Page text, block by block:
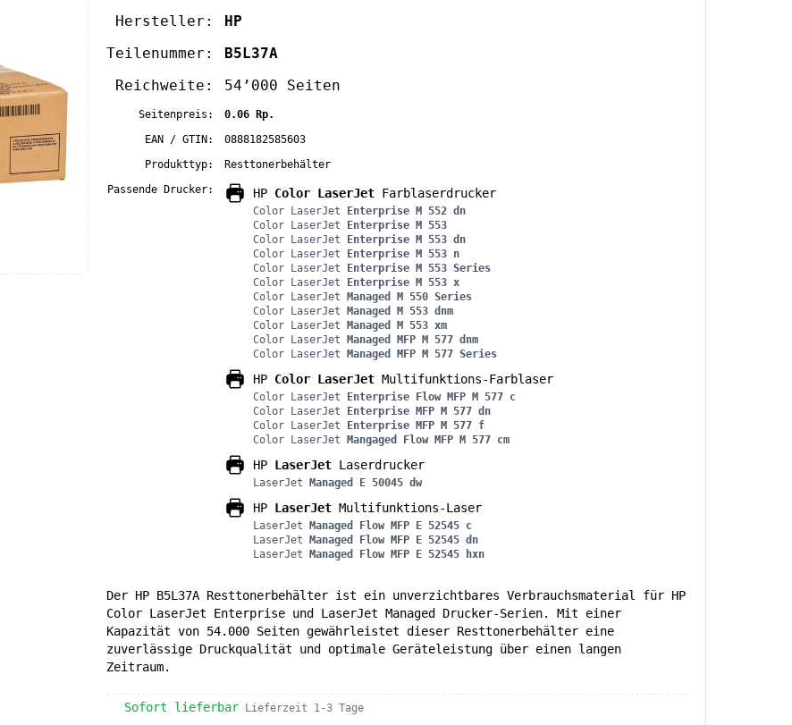
Hersteller:
HP
Teilenummer:
B5L37A
Reichweite:
54’000 Seiten
Seitenpreis:
0.06 Rp.
EAN / GTIN:
0888182585603
Produkttyp:
Resttonerbehälter
Passende Drucker:
HP Color LaserJet Farblaserdrucker
Color LaserJet Enterprise M 552 dn
Color LaserJet Enterprise M 553
Color LaserJet Enterprise M 553 dn
Color LaserJet Enterprise M 553 n
Color LaserJet Enterprise M 553 Series
Color LaserJet Enterprise M 553 x
Color LaserJet Managed M 550 Series
Color LaserJet Managed M 553 dnm
Color LaserJet Managed M 553 xm
Color LaserJet Managed MFP M 577 dnm
Color LaserJet Managed MFP M 577 Series
HP Color LaserJet Multifunktions-Farblaser
Color LaserJet Enterprise Flow MFP M 577 c
Color LaserJet Enterprise MFP M 577 dn
Color LaserJet Enterprise MFP M 577 f
Color LaserJet Mangaged Flow MFP M 577 cm
HP LaserJet Laserdrucker
LaserJet Managed E 50045 dw
HP LaserJet Multifunktions-Laser
LaserJet Managed Flow MFP E 52545 c
LaserJet Managed Flow MFP E 52545 dn
LaserJet Managed Flow MFP E 52545 hxn
Der HP B5L37A Resttonerbehälter ist ein unverzichtbares Verbrauchsmaterial für HP
Color LaserJet Enterprise und LaserJet Managed Drucker-Serien. Mit einer
Kapazität von 54.000 Seiten gewährleistet dieser Resttonerbehälter eine
zuverlässige Druckqualität und optimale Geräteleistung über einen langen
Zeitraum.
Sofort lieferbar Lieferzeit 1-3 Tage